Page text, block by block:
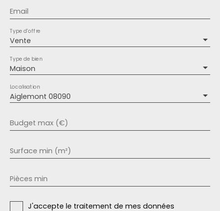
Email
Vente
Type d'offre
Maison
Type de bien
Aiglemont 08090
Localisation
Budget max (€)
Surface min (m²)
Pièces min
J'accepte le traitement de mes données